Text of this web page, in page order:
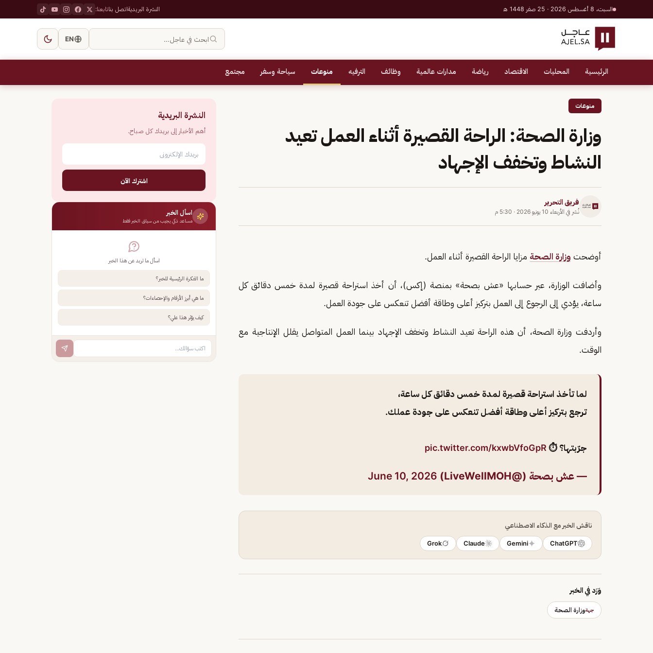
السبت، 8 أغسطس 2026 · 25 صفر 1448 هـ النشرة البريديةاتصل بناتابعنا:
ابحث في عاجل… EN
الرئيسية المحليات الاقتصاد رياضة مدارات عالمية وظائف الترفيه منوعات سياحة وسفر مجتمع
منوعات
وزارة الصحة: الراحة القصيرة أثناء العمل تعيد
النشاط وتخفف الإجهاد
فريق التحرير
نُشر في الأربعاء 10 يونيو 2026 · 5:30 م
أوضحت وزارة الصحة مزايا الراحة القصيرة أثناء العمل.
وأضافت الوزارة، عبر حسابها «عش بصحة» بمنصة (إكس)، أن أخذ استراحة قصيرة لمدة خمس دقائق كل
ساعة، يؤدي إلى الرجوع إلى العمل بتركيز أعلى وطاقة أفضل تنعكس على جودة العمل.
وأردفت وزارة الصحة، أن هذه الراحة تعيد النشاط وتخفف الإجهاد بينما العمل المتواصل يقلل الإنتاجية مع
الوقت.
لما تأخذ استراحة قصيرة لمدة خمس دقائق كل ساعة،
ترجع بتركيز أعلى وطاقة أفضل تنعكس على جودة عملك.
جرّبتها؟ ⏱️ pic.twitter.com/kxwbVfoGpR
— عش بصحة (@LiveWellMOH) June 10, 2026
ناقش الخبر مع الذكاء الاصطناعي
ChatGPT
Gemini
Claude
Grok
وَرَد في الخبر
جهةوزارة الصحة
النشرة البريدية
أهم الأخبار إلى بريدك كل صباح.
اشترك الآن
اسأل الخبر
مساعد ذكي يجيب من سياق الخبر فقط
اسأل ما تريد عن هذا الخبر
ما الفكرة الرئيسية للخبر؟
ما هي أبرز الأرقام والإحصاءات؟
كيف يؤثر هذا علي؟